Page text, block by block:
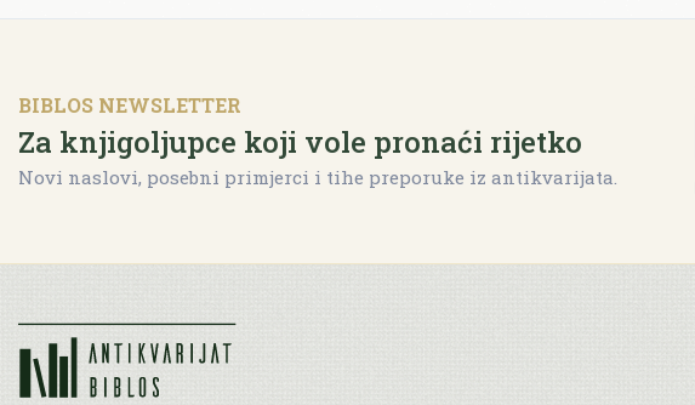
BIBLOS NEWSLETTER
Za knjigoljupce koji vole pronaći rijetko
Novi naslovi, posebni primjerci i tihe preporuke iz antikvarijata.